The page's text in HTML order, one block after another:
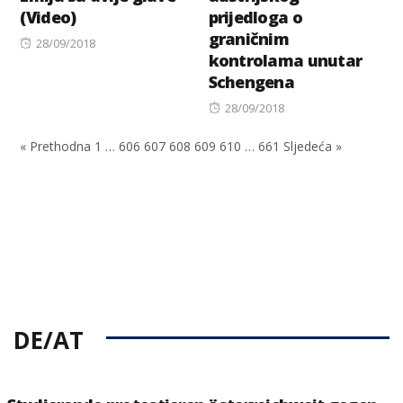
(Video)
Posted
28/09/2018
prijedloga o
graničnim
kontrolama unutar
Schengena
Posted
28/09/2018
« Prethodna 1 … 606 607 608 609 610 … 661 Sljedeća »
DE/AT